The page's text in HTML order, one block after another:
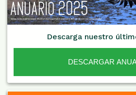
Descarga nuestro
DESCARGAR